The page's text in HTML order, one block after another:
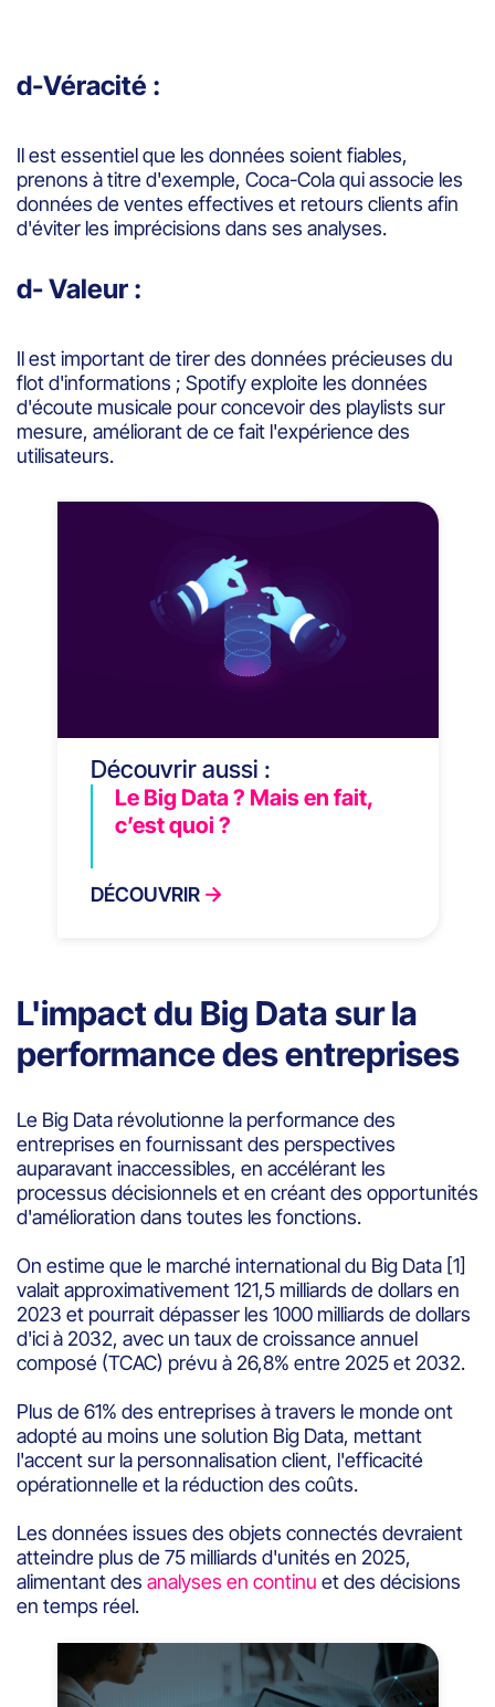
d-Véracité :
Il est essentiel que les données soient fiables,
prenons à titre d'exemple, Coca-Cola qui associe les
données de ventes effectives et retours clients afin
d'éviter les imprécisions dans ses analyses.
d- Valeur :
Il est important de tirer des données précieuses du
flot d'informations ; Spotify exploite les données
d'écoute musicale pour concevoir des playlists sur
mesure, améliorant de ce fait l'expérience des
utilisateurs.
Découvrir aussi :
Le Big Data ? Mais en fait,
c’est quoi ?
DÉCOUVRIR
L'impact du Big Data sur la
performance des entreprises
Le Big Data révolutionne la performance des
entreprises en fournissant des perspectives
auparavant inaccessibles, en accélérant les
processus décisionnels et en créant des opportunités
d'amélioration dans toutes les fonctions.
On estime que le marché international du Big Data [1]
valait approximativement 121,5 milliards de dollars en
2023 et pourrait dépasser les 1000 milliards de dollars
d'ici à 2032, avec un taux de croissance annuel
composé (TCAC) prévu à 26,8% entre 2025 et 2032.
Plus de 61% des entreprises à travers le monde ont
adopté au moins une solution Big Data, mettant
l'accent sur la personnalisation client, l'efficacité
opérationnelle et la réduction des coûts.
Les données issues des objets connectés devraient
atteindre plus de 75 milliards d'unités en 2025,
alimentant des analyses en continu et des décisions
en temps réel.